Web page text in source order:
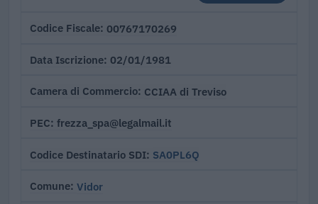
Codice Fiscale 00767170269
Data Iscrizione 02/01/1981
Camera di Commercio CCIAA di Treviso
PEC frezza_spa@legalmail.it
Codice Destinatario SDI SA0PL6Q
Comune Vidor